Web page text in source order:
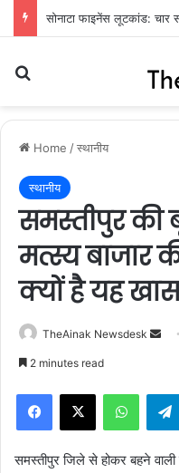
सोनाटा फाइनेंस लूटकांड: चार
Home /स्थानीय
स्थानीय
समस्तीपुर की
मत्स्य बाजार
क्यों है यह खास
TheAinak Newsdesk
a
e
2 minutes read
समस्तीपुर जिले से होकर बहने वाली